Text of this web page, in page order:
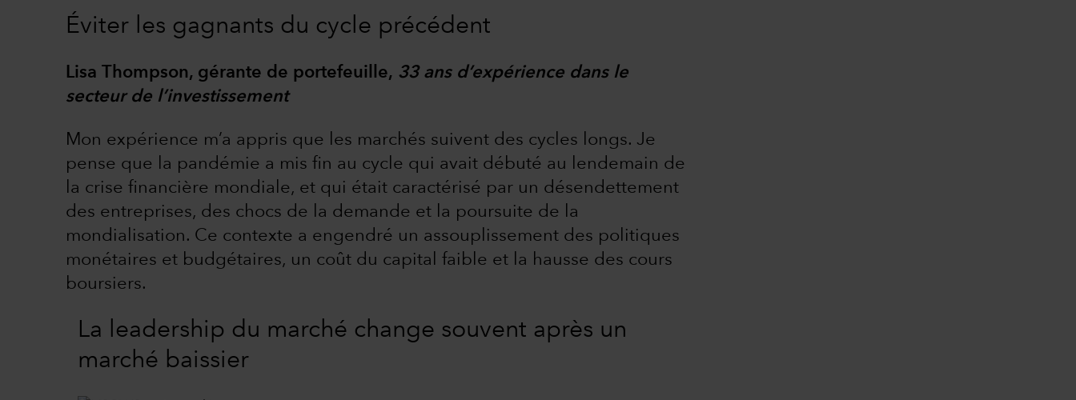
Éviter les gagnants du cycle précédent
Lisa Thompson, gérante de portefeuille, 33 ans d’expérience dans le
secteur de l’investissement
Mon expérience m’a appris que les marchés suivent des cycles longs. Je
pense que la pandémie a mis fin au cycle qui avait débuté au lendemain de
la crise financière mondiale, et qui était caractérisé par un désendettement
des entreprises, des chocs de la demande et la poursuite de la
mondialisation. Ce contexte a engendré un assouplissement des politiques
monétaires et budgétaires, un coût du capital faible et la hausse des cours
boursiers.
La leadership du marché change souvent après un
marché baissier